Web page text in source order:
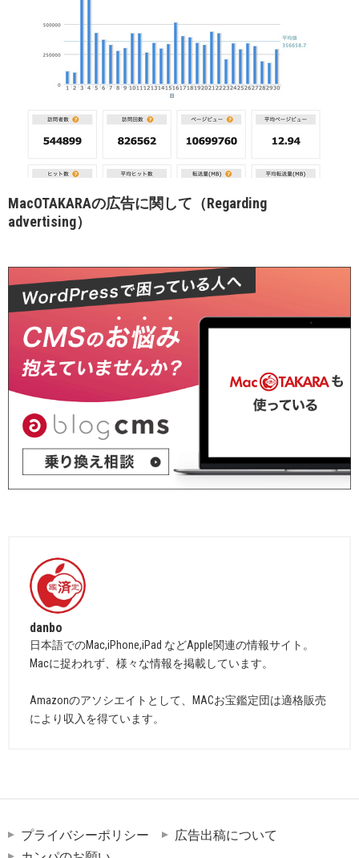
MacOTAKARAの広告に関して（Regarding
advertising）
danbo
日本語でのMac,iPhone,iPad などApple関連の情報サイト。
Macに捉われず、様々な情報を掲載しています。
Amazonのアソシエイトとして、MACお宝鑑定団は適格販売
により収入を得ています。
プライバシーポリシー
広告出稿について